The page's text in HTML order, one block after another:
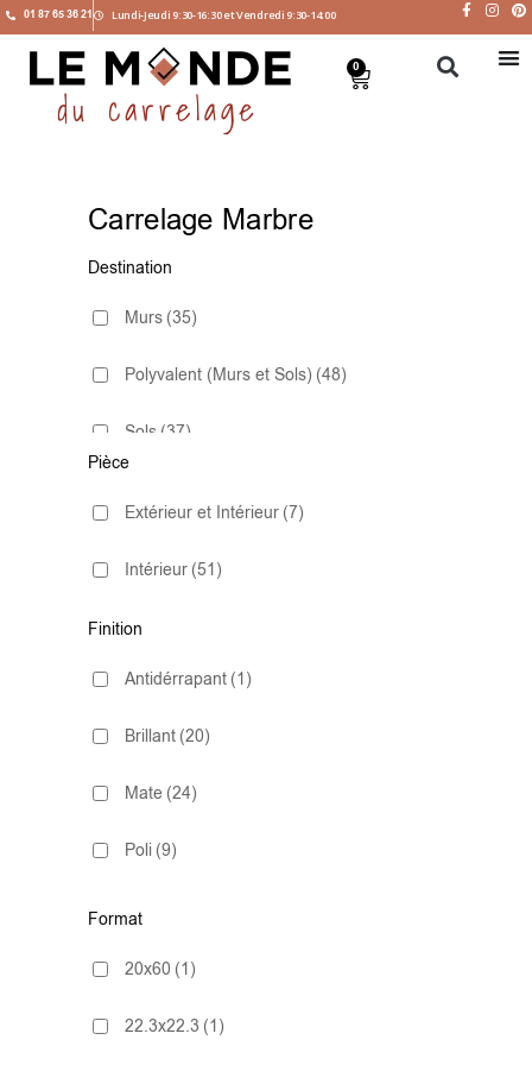
01 87 65 36 21 Lundi-Jeudi 9:30-16:30 et Vendredi 9:30-14:00
0
Carrelage Marbre
Destination
Murs (35)
Polyvalent (Murs et Sols) (48)
Sols (37)
Pièce
Extérieur et Intérieur (7)
Intérieur (51)
Finition
Antidérrapant (1)
Brillant (20)
Mate (24)
Poli (9)
Poli (Ultra-Brillant)
Satiné (6)
Semi Poli (1)
Format
20x60 (1)
22.3x22.3 (1)